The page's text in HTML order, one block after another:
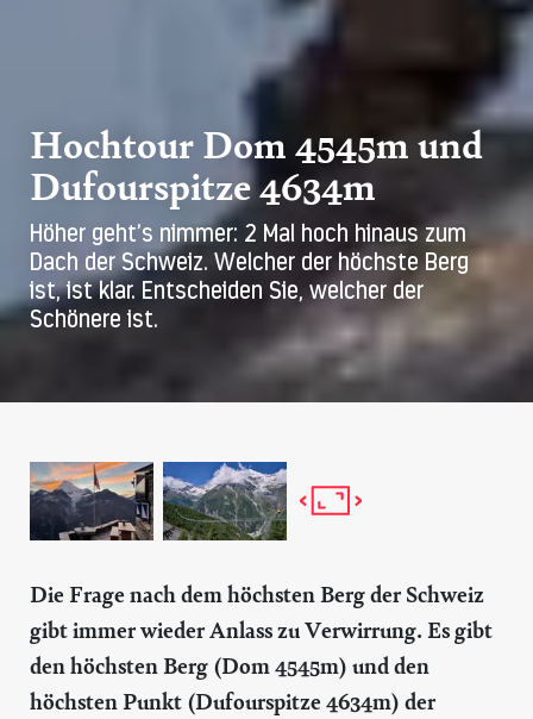
Hochtour Dom 4545m und
Dufourspitze 4634m
Höher geht’s nimmer: 2 Mal hoch hinaus zum
Dach der Schweiz. Welcher der höchste Berg
ist, ist klar. Entscheiden Sie, welcher der
Schönere ist.
Die Frage nach dem höchsten Berg der Schweiz
gibt immer wieder Anlass zu Verwirrung. Es gibt
den höchsten Berg (Dom 4545m) und den
höchsten Punkt (Dufourspitze 4634m) der